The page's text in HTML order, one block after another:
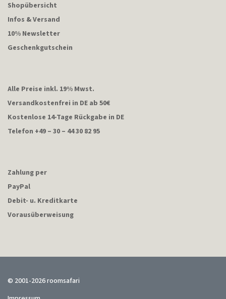
Shopübersicht
Infos & Versand
10% Newsletter
Geschenkgutschein
Alle Preise inkl. 19% Mwst.
Versandkostenfrei in DE ab 50€
Kostenlose 14-Tage Rückgabe in DE
Telefon +49 – 30 – 44 30 82 95
Zahlung per
PayPal
Debit- u. Kreditkarte
Vorausüberweisung
© 2001-2026 roomsafari